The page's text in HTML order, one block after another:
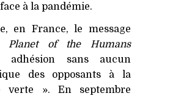
à la pandémie.
en France, le message
Planet of the Humans
adhésion sans aucun
des opposants à la
verte ». En septembre